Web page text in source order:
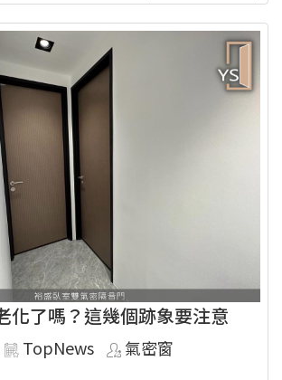
化了嗎？這幾個跡象要注意
TopNews
氣密窗